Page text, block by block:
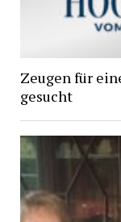
Zeugen für
gesucht